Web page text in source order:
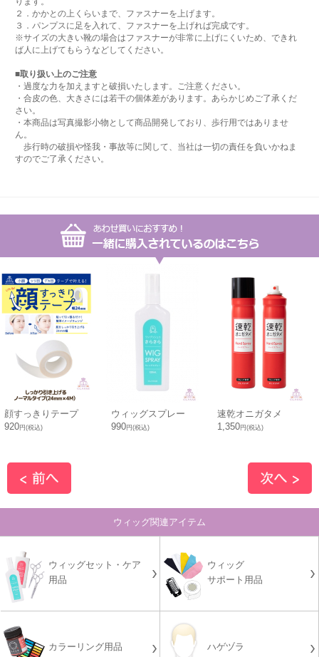
２．かかとの上くらいまで、ファスナーを上げます。
３．パンプスに足を入れて、ファスナーを上げれば完成です。
※サイズの大きい靴の場合はファスナーが非常に上げにくいため、できれ
ば人に上げてもらうなどしてください。
■取り扱い上のご注意
・過度な力を加えますと破損いたします。ご注意ください。
・合皮の色、大きさには若干の個体差があります。あらかじめご了承くだ
さい。
・本商品は写真撮影小物として商品開発しており、歩行用ではありませ
ん。
歩行時の破損や怪我・事故等に関して、当社は一切の責任を負いかねま
すのでご了承ください。
顔すっきりテープ
920円(税込)
ウィッグスプレー
990円(税込)
速乾オニガタメ
1,350円(税込)
ウィッグ関連アイテム
ウィッグセット・ケア
用品
ウィッグ
サポート用品
カラーリング用品 ハゲヅラ